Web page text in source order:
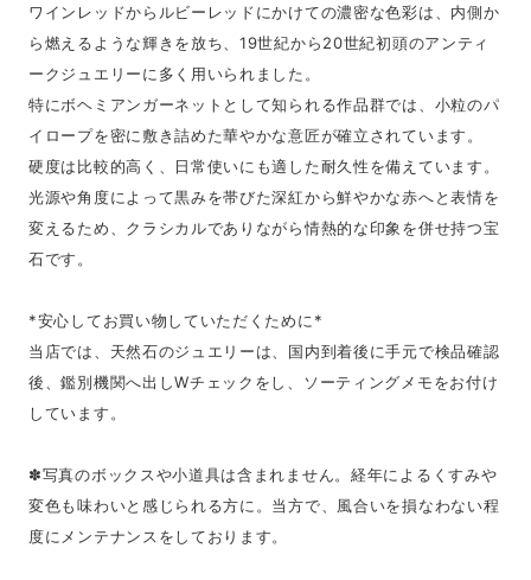
ワインレッドからルビーレッドにかけての濃密な色彩は、内側か
ら燃えるような輝きを放ち、19世紀から20世紀初頭のアンティ
ークジュエリーに多く用いられました。
特にボヘミアンガーネットとして知られる作品群では、小粒のパ
イロープを密に敷き詰めた華やかな意匠が確立されています。
硬度は比較的高く、日常使いにも適した耐久性を備えています。
光源や角度によって黒みを帯びた深紅から鮮やかな赤へと表情を
変えるため、クラシカルでありながら情熱的な印象を併せ持つ宝
石です。
*安心してお買い物していただくために*
当店では、天然石のジュエリーは、国内到着後に手元で検品確認
後、鑑別機関へ出しWチェックをし、ソーティングメモをお付け
しています。
✽写真のボックスや小道具は含まれません。経年によるくすみや
変色も味わいと感じられる方に。当方で、風合いを損なわない程
度にメンテナンスをしております。